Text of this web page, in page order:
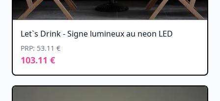
Let`s Drink - Signe lumineux au neon LED
PRP: 53.11 €
103.11 €